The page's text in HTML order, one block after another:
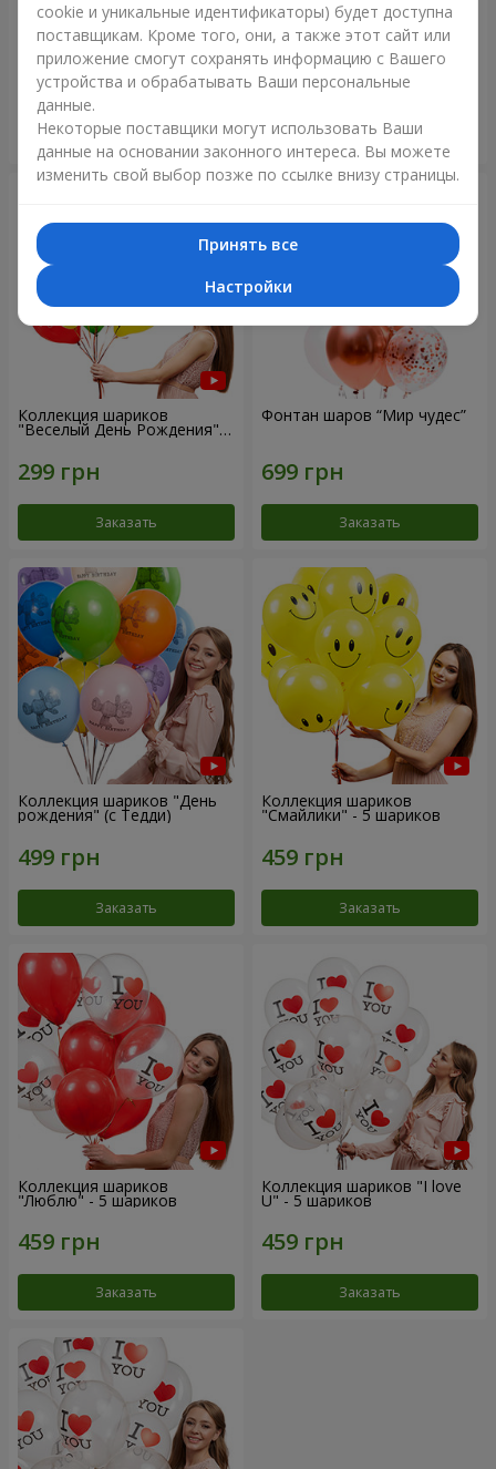
Коллекция шариков
"Веселый День Рождения" -
7 шариков
Заказать
Микс гелиевых шариков
"Поздравление!"
Заказать
Коллекция шариков
"Веселый День Рождения" -
Заказать
Фонтан шаров “Мир чудес”
Заказать
Коллекция шариков "День
рождения" (с Тедди)
Заказать
Коллекция шариков
"Смайлики" - 5 шариков
Заказать
Коллекция шариков
"Люблю" - 5 шариков
Заказать
Коллекция шариков "I love
U" - 5 шариков
Заказать
cookie и уникальные идентификаторы) будет доступна
поставщикам. Кроме того, они, а также этот сайт или
приложение смогут сохранять информацию с Вашего
устройства и обрабатывать Ваши персональные
данные.
Некоторые поставщики могут использовать Ваши
данные на основании законного интереса. Вы можете
изменить свой выбор позже по ссылке внизу страницы.
Принять все
Настройки